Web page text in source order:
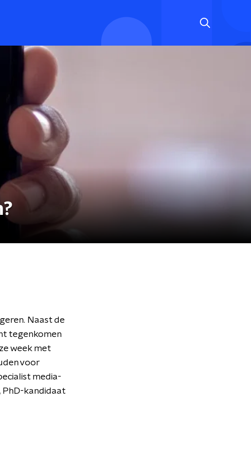
Naast de
tegenkomen
week met
voor
media-
PhD-kandidaat